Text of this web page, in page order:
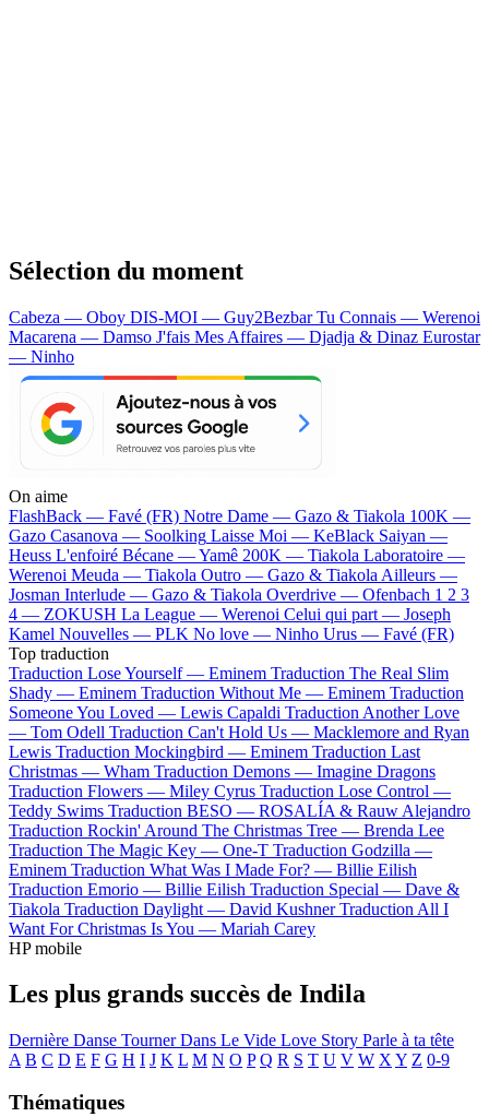
Sélection du moment
Cabeza — Oboy DIS-MOI — Guy2BezbarTu Connais — Werenoi
Macarena — Damso J'fais Mes Affaires — Djadja & Dinaz Eurostar
— Ninho
On aime
FlashBack — Favé (FR) Notre Dame — Gazo & Tiakola 100K —
Gazo Casanova — Soolking Laisse Moi — KeBlack Saiyan —
Heuss L'enfoiré Bécane —Yamê 200K — Tiakola Laboratoire —
Werenoi Meuda — Tiakola Outro — Gazo & Tiakola Ailleurs —
Josman Interlude — Gazo & Tiakola Overdrive — Ofenbach 1 2 3
4 — ZOKUSH La League — Werenoi Celui qui part — Joseph
Kamel Nouvelles — PLK No love — Ninho Urus — Favé (FR)
Top traduction
Traduction Lose Yourself — Eminem Traduction The Real Slim
Shady — Eminem Traduction Without Me — Eminem Traduction
Someone You Loved — Lewis Capaldi Traduction Another Love
— Tom Odell Traduction Can't Hold Us — Macklemore and Ryan
Lewis Traduction Mockingbird — Eminem Traduction Last
Christmas — Wham Traduction Demons — Imagine Dragons
Traduction Flowers — Miley Cyrus Traduction Lose Control —
Teddy Swims Traduction BESO — ROSALÍA & Rauw Alejandro
Traduction Rockin' Around The Christmas Tree — Brenda Lee
Traduction The Magic Key — One-T Traduction Godzilla —
Eminem Traduction What Was I Made For? — Billie Eilish
Traduction Emorio — Billie Eilish Traduction Special — Dave &
Tiakola Traduction Daylight — David Kushner Traduction All I
Want For Christmas Is You — Mariah Carey
HP mobile
Les plus grands succès de Indila
Dernière Danse Tourner Dans Le Vide Love Story Parle à ta tête
A B C D E F G H I J K L M N O P Q R S T U V W X Y Z 0-9
Thématiques